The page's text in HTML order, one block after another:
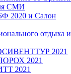
СМИ
2020 и Салон
отдыха и
2021
2021
2021